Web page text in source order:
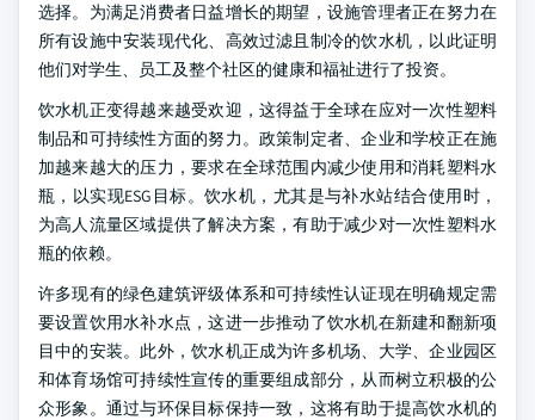
选择。为满足消费者日益增长的期望，设施管理者正在努力在
所有设施中安装现代化、高效过滤且制冷的饮水机，以此证明
他们对学生、员工及整个社区的健康和福祉进行了投资。
饮水机正变得越来越受欢迎，这得益于全球在应对一次性塑料
制品和可持续性方面的努力。政策制定者、企业和学校正在施
加越来越大的压力，要求在全球范围内减少使用和消耗塑料水
瓶，以实现ESG目标。饮水机，尤其是与补水站结合使用时，
为高人流量区域提供了解决方案，有助于减少对一次性塑料水
瓶的依赖。
许多现有的绿色建筑评级体系和可持续性认证现在明确规定需
要设置饮用水补水点，这进一步推动了饮水机在新建和翻新项
目中的安装。此外，饮水机正成为许多机场、大学、企业园区
和体育场馆可持续性宣传的重要组成部分，从而树立积极的公
众形象。通过与环保目标保持一致，这将有助于提高饮水机的